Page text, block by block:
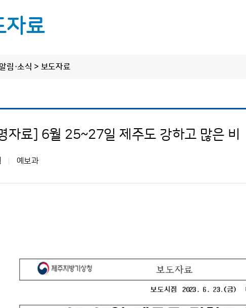
정보 공개
정보공개제도 안내
정보공개 청구
업무추진비
공지사항
보도자료
한라산·오름·올레·
바다날씨
자료
림·소식 > 보도자료
자료] 6월 25~27일 제주도 강하고 많은 비
예보과